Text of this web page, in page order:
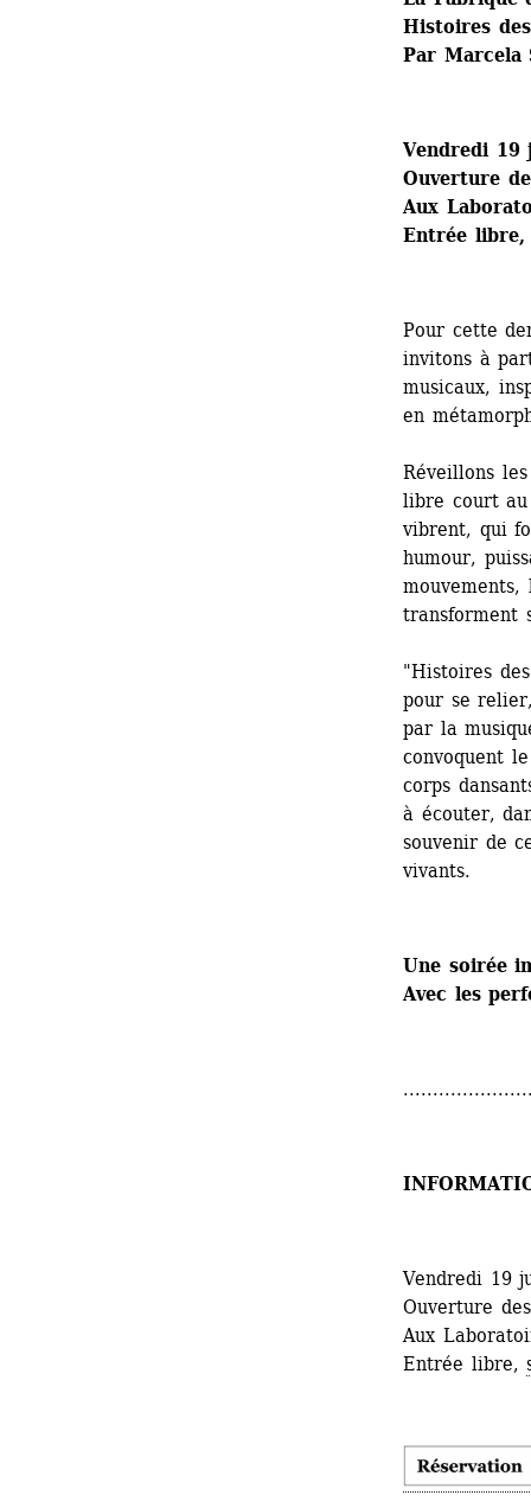
Histoires
Par Marcela
Vendredi 19
Ouverture
Aux
Entrée
Pour cette
invitons à
musicaux,
en
Réveillons
libre court au
vibrent, qui
humour,
transforment
"Histoires
pour se
par la
convoquent
corps
à écouter,
souvenir de
vivants.
Une soirée
Avec les
Vendredi 19
Ouverture
Aux
Entrée libre,